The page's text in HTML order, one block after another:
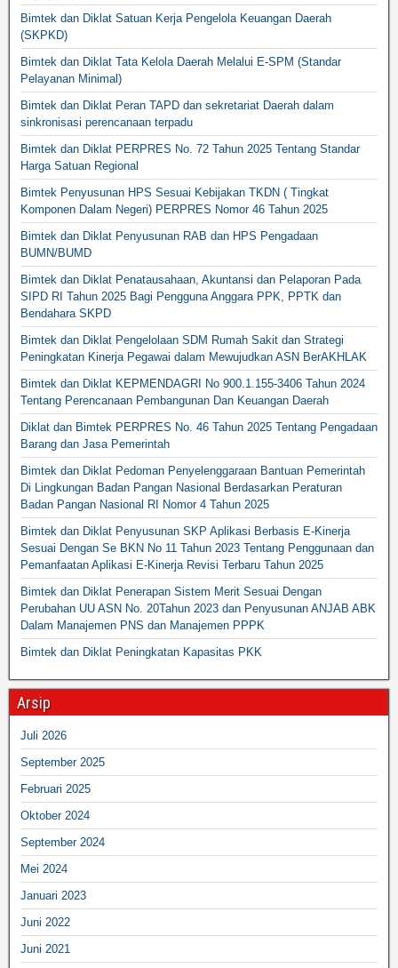
Bimtek dan Diklat Satuan Kerja Pengelola Keuangan Daerah
(SKPKD)
Bimtek dan Diklat Tata Kelola Daerah Melalui E-SPM (Standar
Pelayanan Minimal)
Bimtek dan Diklat Peran TAPD dan sekretariat Daerah dalam
sinkronisasi perencanaan terpadu
Bimtek dan Diklat PERPRES No. 72 Tahun 2025 Tentang Standar
Harga Satuan Regional
Bimtek Penyusunan HPS Sesuai Kebijakan TKDN ( Tingkat
Komponen Dalam Negeri) PERPRES Nomor 46 Tahun 2025
Bimtek dan Diklat Penyusunan RAB dan HPS Pengadaan
BUMN/BUMD
Bimtek dan Diklat Penatausahaan, Akuntansi dan Pelaporan Pada
SIPD RI Tahun 2025 Bagi Pengguna Anggara PPK, PPTK dan
Bendahara SKPD
Bimtek dan Diklat Pengelolaan SDM Rumah Sakit dan Strategi
Peningkatan Kinerja Pegawai dalam Mewujudkan ASN BerAKHLAK
Bimtek dan Diklat KEPMENDAGRI No 900.1.155-3406 Tahun 2024
Tentang Perencanaan Pembangunan Dan Keuangan Daerah
Diklat dan Bimtek PERPRES No. 46 Tahun 2025 Tentang Pengadaan
Barang dan Jasa Pemerintah
Bimtek dan Diklat Pedoman Penyelenggaraan Bantuan Pemerintah
Di Lingkungan Badan Pangan Nasional Berdasarkan Peraturan
Badan Pangan Nasional RI Nomor 4 Tahun 2025
Bimtek dan Diklat Penyusunan SKP Aplikasi Berbasis E-Kinerja
Sesuai Dengan Se BKN No 11 Tahun 2023 Tentang Penggunaan dan
Pemanfaatan Aplikasi E-Kinerja Revisi Terbaru Tahun 2025
Bimtek dan Diklat Penerapan Sistem Merit Sesuai Dengan
Perubahan UU ASN No. 20Tahun 2023 dan Penyusunan ANJAB ABK
Dalam Manajemen PNS dan Manajemen PPPK
Bimtek dan Diklat Peningkatan Kapasitas PKK
Arsip
Juli 2026
September 2025
Februari 2025
Oktober 2024
September 2024
Mei 2024
Januari 2023
Juni 2022
Juni 2021